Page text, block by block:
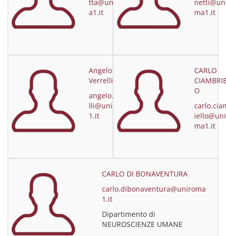
tta@unirom
a1.it
ma1.it
Angelo
Verrelli
angelo.verre
lli@uniroma
1.it
CARLO
O
ma1.it
CARLO DI BONAVENTURA
carlo.dibonaventura@uniroma
1.it
Dipartimento di
NEUROSCIENZE UMANE